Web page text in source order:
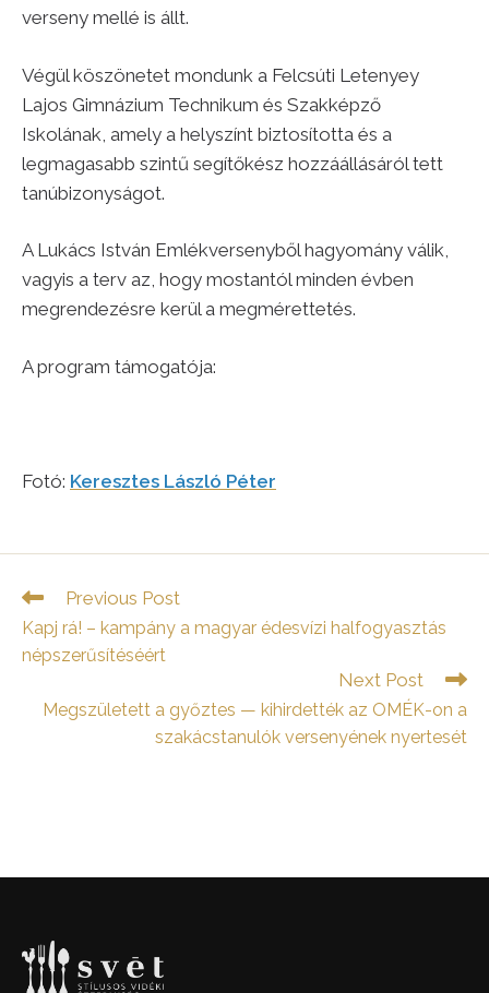
verseny mellé is állt.
Végül köszönetet mondunk a Felcsúti Letenyey
Lajos Gimnázium Technikum és Szakképző
Iskolának, amely a helyszínt biztosította és a
legmagasabb szintű segítőkész hozzáállásáról tett
tanúbizonyságot.
A Lukács István Emlékversenyből hagyomány válik,
vagyis a terv az, hogy mostantól minden évben
megrendezésre kerül a megmérettetés.
A program támogatója:
Fotó: Keresztes László Péter
Read
articles
Previous Post
Kapj rá! – kampány a magyar édesvízi halfogyasztás
népszerűsítéséért
Next Post
Megszületett a győztes — kihirdették az OMÉK-on a
szakácstanulók versenyének nyertesét